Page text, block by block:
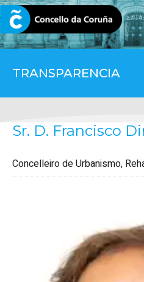
TRANSPARENCIA
CORUNA.GAL
Sr. D. Francisco
Concelleiro de Urbanismo,